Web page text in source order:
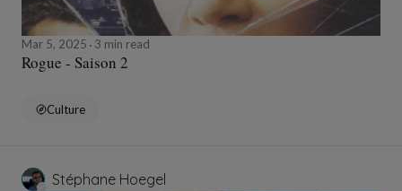
Mar 5, 2025 3 min read
Rogue - Saison 2
Culture
Stéphane Hoegel